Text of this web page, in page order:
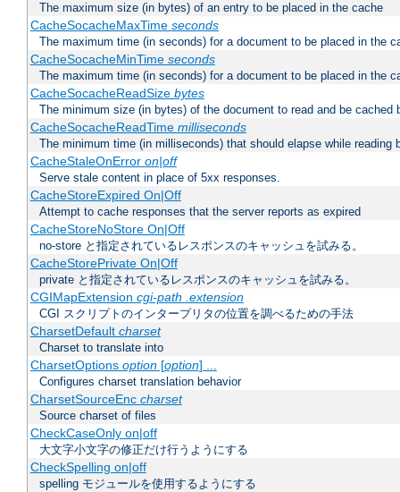
The maximum size (in bytes) of an entry to be placed in the cache
CacheSocacheMaxTime seconds
The maximum time (in seconds) for a document to be placed in the
CacheSocacheMinTime seconds
The maximum time (in seconds) for a document to be placed in the
CacheSocacheReadSize bytes
The minimum size (in bytes) of the document to read and be cached
CacheSocacheReadTime milliseconds
The minimum time (in milliseconds) that should elapse while reading
CacheStaleOnError on|off
Serve stale content in place of 5xx responses.
CacheStoreExpired On|Off
Attempt to cache responses that the server reports as expired
CacheStoreNoStore On|Off
no-store と指定されているレスポンスのキャッシュを試みる。
CacheStorePrivate On|Off
private と指定されているレスポンスのキャッシュを試みる。
CGIMapExtension cgi-path .extension
CGI スクリプトのインタープリタの位置を調べるための手法
CharsetDefault charset
Charset to translate into
CharsetOptions option[option] ...
Configures charset translation behavior
CharsetSourceEnc charset
Source charset of files
CheckCaseOnly on|off
大文字小文字の修正だけ行うようにする
CheckSpelling on|off
spelling モジュールを使用するようにする